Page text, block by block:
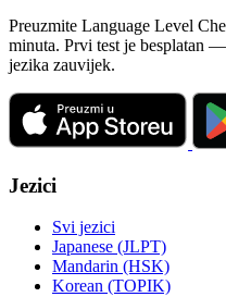
Preuzmite Language Level
minuta. Prvi test je besplatan
jezika zauvijek.
Jezici
Svi jezici
Japanese (JLPT)
Mandarin (HSK)
Korean (TOPIK)